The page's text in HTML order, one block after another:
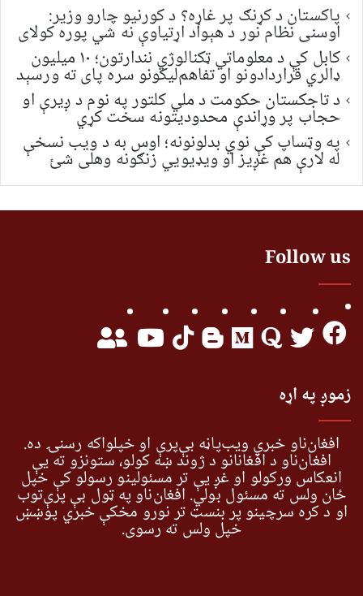
پاکستان د کړنګ پر غاړه؟ د کورنیو چارو وزیر:
اوسنی نظام نور د هېواد اړتیاوې نه شي پوره کولای
کابل کې د معلوماتي ټکنالوژي نندارتون؛ ۱۰ میلیون
ډالري قراردادونو او تفاهم‌لیکونو سره پای ته ورسېد
د تاجکستان حکومت د ملي کلتور په نوم د ږیرې او
حجاب پر وړاندې محدودیتونه سخت کړي
په وټساپ کې نوي بدلونونه؛ اوس به د ویب نسخې
له لارې هم غږیز او ویډیويي زنګونه وهلی شئ
Follow us
زموږ په اړه
افغان‌ناو خبري ویب‌پاڼه بې‌پرې او خپلواکه رسنۍ ده.
افغان‌ناو د افغانانو د ژوند ښه کولو، ستونزو ته یې
انعکاس ورکولو او غږ یې تر مسئولینو رسولو کې خپل
ځان ولس ته مسئول بولي. افغان‌ناو په ټول بې پرې‌توب
او د کره سرچینو پر بنسټ تر نورو مخکې خبري پوښښ
خپل ولس ته رسوي.